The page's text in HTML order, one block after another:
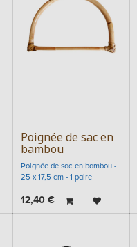
Poignée de sac en
bambou
Poignée de sac en bambou -
25 x 17,5 cm - 1 paire
12,40€